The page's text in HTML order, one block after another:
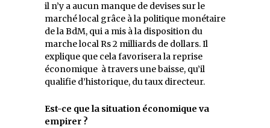
il n’y a aucun manque de devises sur le
marché local grâce à la politique monétaire
de la BdM, qui a mis à la disposition du
marche local Rs 2 milliards de dollars. Il
explique que cela favorisera la reprise
économique à travers une baisse, qu’il
qualifie d’historique, du taux directeur.
Est-ce que la situation économique va
empirer ?